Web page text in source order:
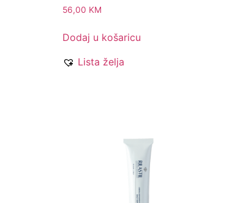
56,00 KM
Dodaj u košaricu
Lista želja